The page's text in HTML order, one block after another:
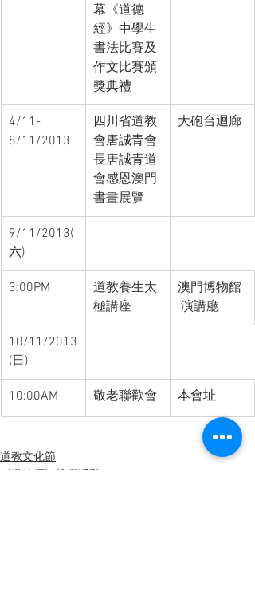
幕《道德
經》中學生
書法比賽及
作文比賽頒
獎典禮
4/11-
8/11/2013
四川省道教
會唐誠青會
長唐誠青道
會感恩澳門
書畫展覽
大砲台迴廊
9/11/2013(
六)
3:00PM
道教養生太
極講座
澳門博物館
演講廳
10/11/2013
(日)
10:00AM 敬老聯歡會 本會址
道教文化節